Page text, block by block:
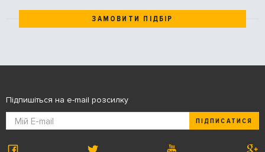
ЗАМОВИТИ ПІДБІР
Підпишіться на e-mail розсилку
ПІДПИСАТИСЯ